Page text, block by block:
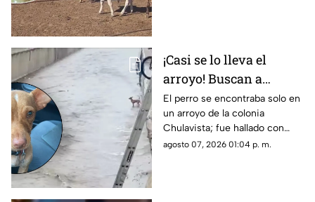
¡Casi se lo lleva el
arroyo! Buscan a
dueños de perrito
rescatado tras lluvias
en Culiacán
El perro se encontraba solo en
un arroyo de la colonia
Chulavista; fue hallado con
collar, pero no se tiene
agosto 07, 2026 01:04 p. m.